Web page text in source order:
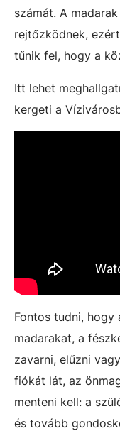
számát. A
rejtőzködnek,
tűnik fel, hogy a
Itt lehet
kergeti a
Fontos tudni,
madarakat, a
zavarni, elűzni
fiókát lát, az
menteni kell: a
és tovább